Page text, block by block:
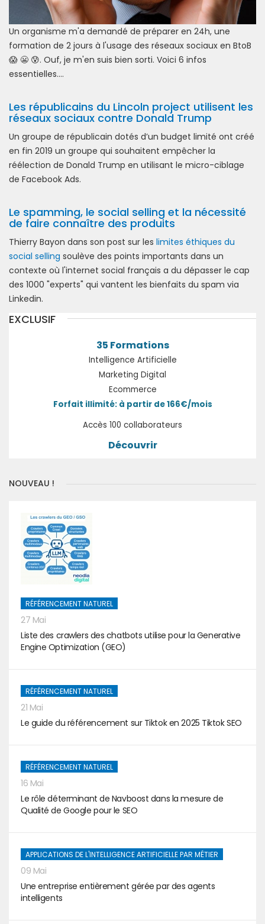
Un organisme m'a demandé de préparer en 24h, une
formation de 2 jours à l'usage des réseaux sociaux en BtoB
😱 😬 😰. Ouf, je m'en suis bien sorti. Voici 6 infos
essentielles....
Les républicains du Lincoln project utilisent les
réseaux sociaux contre Donald Trump
Un groupe de républicain dotés d’un budget limité ont créé
en fin 2019 un groupe qui souhaitent empêcher la
réélection de Donald Trump en utilisant le micro-ciblage
de Facebook Ads.
Le spamming, le social selling et la nécessité
de faire connaître des produits
Thierry Bayon dans son post sur les limites éthiques du
social selling soulève des points importants dans un
contexte où l'internet social français a du dépasser le cap
des 1000 "experts" qui vantent les bienfaits du spam via
Linkedin.
EXCLUSIF
35 Formations
Intelligence Artificielle
Marketing Digital
Ecommerce
Forfait illimité: à partir de 166€/mois
Accès 100 collaborateurs
Découvrir
NOUVEAU !
RÉFÉRENCEMENT NATUREL
27 Mai
Liste des crawlers des chatbots utilise pour la Generative
Engine Optimization (GEO)
RÉFÉRENCEMENT NATUREL
21 Mai
Le guide du référencement sur Tiktok en 2025 Tiktok SEO
RÉFÉRENCEMENT NATUREL
16 Mai
Le rôle déterminant de Navboost dans la mesure de
Qualité de Google pour le SEO
APPLICATIONS DE L'INTELLIGENCE ARTIFICIELLE PAR MÉTIER
09 Mai
Une entreprise entièrement gérée par des agents
intelligents